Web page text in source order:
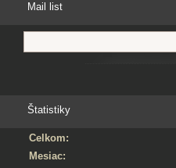
Mail list
Štatistiky
Celkom:
Mesiac: